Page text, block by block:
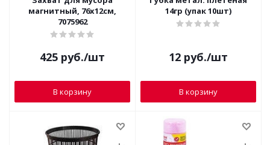
магнитный, 76х12см,
7075962
425 руб./шт
В корзину
14гр (упак 10шт)
12 руб./шт
В корзину